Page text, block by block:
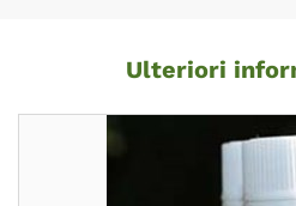
Ulteriori